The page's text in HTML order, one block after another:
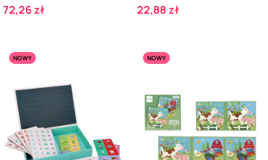
Cena
72,26 zł Cena
22,88 zł
NOWY NOWY